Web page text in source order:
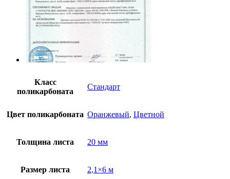
Класс
поликарбоната
Стандарт
Цвет поликарбоната Оранжевый, Цветной
Толщина листа 20 мм
Размер листа 2,1×6 м